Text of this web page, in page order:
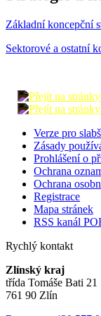
Základní koncepční
Sektorové a ostatní
Verze pro
Zásady
Prohlášení o
Ochrana
Ochrana
Registrace
Mapa stránek
RSS kanál
Rychlý kontakt
Zlínský kraj
třída Tomáše Bati 21
761 90 Zlín